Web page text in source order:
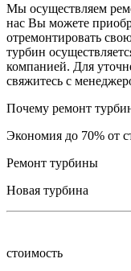
Мы осуществляем
нас Вы можете
отремонтировать
турбин
компанией. Для
свяжитесь с
Почему ремонт
Экономия до 70% от
Ремонт турбины
Новая турбина
стоимость